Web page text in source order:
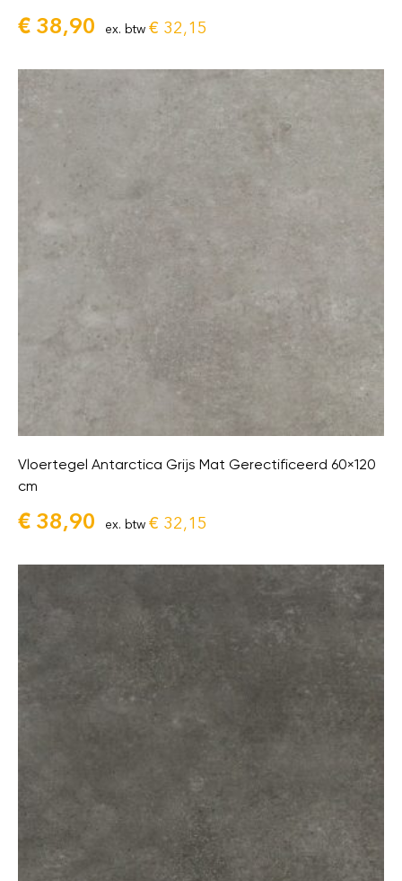
€ 38,90 ex. btw € 32,15
Vloertegel Antarctica Grijs Mat Gerectificeerd 60×120
cm
€ 38,90 ex. btw € 32,15